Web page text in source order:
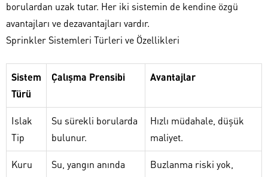
borulardan uzak tutar. Her iki sistemin de kendine özgü
avantajları ve dezavantajları vardır.
Sprinkler Sistemleri Türleri ve Özellikleri
Sistem
Türü
Çalışma Prensibi Avantajlar
Islak
Tip
Su sürekli borularda
bulunur.
Hızlı müdahale, düşük
maliyet.
Kuru
Su, yangın anında
Buzlanma riski yok,